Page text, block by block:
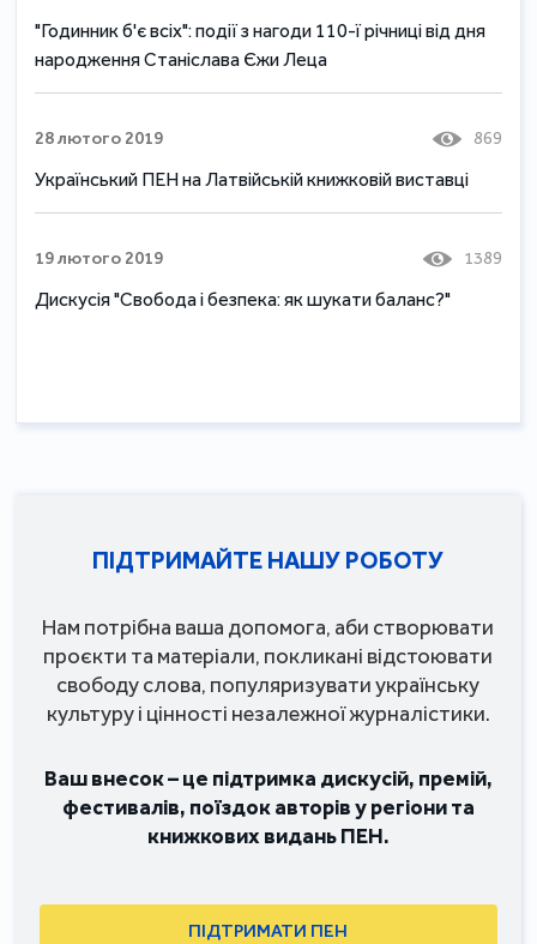
"Годинник б'є всіх": події з нагоди 110-ї річниці від дня
народження Станіслава Єжи Леца
28 лютого 2019 869
Український ПЕН на Латвійській книжковій виставці
19 лютого 2019 1389
Дискусія "Свобода і безпека: як шукати баланс?"
ПІДТРИМАЙТЕ НАШУ РОБОТУ
Нам потрібна ваша допомога, аби створювати
проєкти та матеріали, покликані відстоювати
свободу слова, популяризувати українську
культуру і цінності незалежної журналістики.
Ваш внесок – це підтримка дискусій, премій,
фестивалів, поїздок авторів у регіони та
книжкових видань ПЕН.
ПІДТРИМАТИ ПЕН